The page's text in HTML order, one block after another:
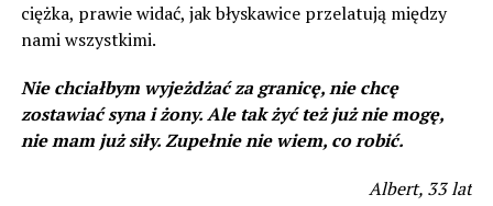
ciężka, prawie widać, jak błyskawice przelatują między
nami wszystkimi.
Nie chciałbym wyjeżdżać za granicę, nie chcę
zostawiać syna i żony. Ale tak żyć też już nie mogę,
nie mam już siły. Zupełnie nie wiem, co robić.
Albert, 33 lat